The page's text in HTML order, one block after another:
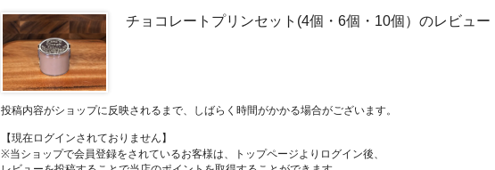
チョコレートプリンセット(4個・6個・10個）のレビュー
投稿内容がショップに反映されるまで、しばらく時間がかかる場合がございます。
【現在ログインされておりません】
※当ショップで会員登録をされているお客様は、トップページよりログイン後、